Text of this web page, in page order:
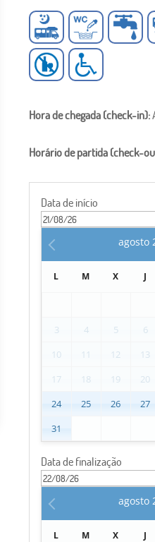
Hora de chegada (check-in):
Horário de partida (check-
Data de início
agosto
L M X J
3
4 5 6
10
11 12 13
17
18 19 20
24
25 26 27
31
Data de finalização
agosto
L M X J